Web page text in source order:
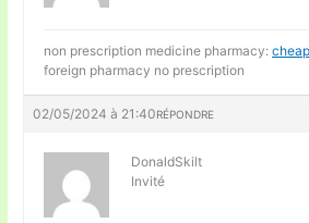
non prescription medicine pharmacy:
foreign pharmacy no prescription
02/05/2024 à 21:40RÉPONDRE
DonaldSkilt
Invité